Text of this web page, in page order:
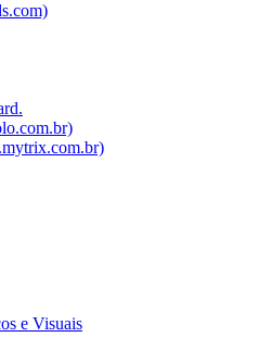
e Visuais